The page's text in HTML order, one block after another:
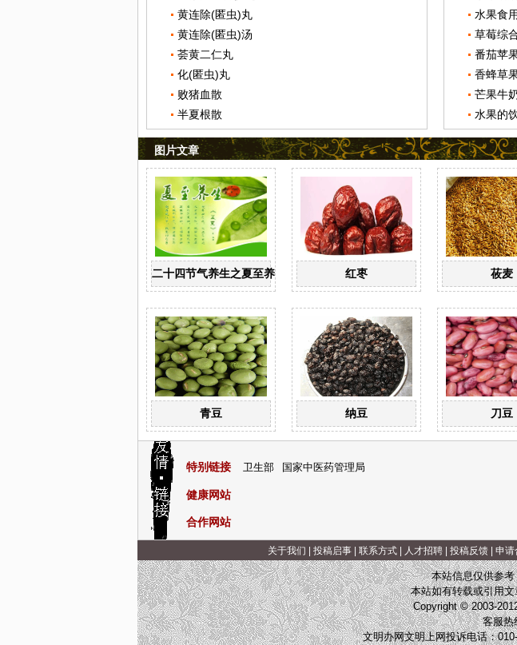
黄连除(匿虫)丸
黄连除(匿虫)汤
荟黄二仁丸
化(匿虫)丸
败猪血散
半夏根散
水果食
草莓综
番茄苹
香蜂草
芒果牛
水果的
图片文章
二十四节气养生之夏至养生 红枣 莜麦
青豆 纳豆 刀豆
特别链接 卫生部 国家中医药管理局
健康网站
合作网站
关于我们 投稿启事| 联系方式| 人才招聘| 投稿反馈| 申请
本站信息仅供参
本站如有转载或引用
Copyright © 2003-
客服热
文明办网文明上网投诉电话：